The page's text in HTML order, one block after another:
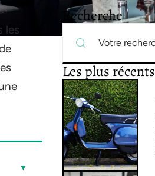
les
Recherche
Les plus récents